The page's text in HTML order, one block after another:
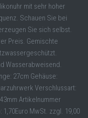
mit sehr hoher
Schauen Sie bei
Sie sich selbst.
Preis. Gemischte
Wasserabweisend.
27cm Gehäuse:
Verschlussart:
Artikelnummer
MwSt. zzgl. 19,00